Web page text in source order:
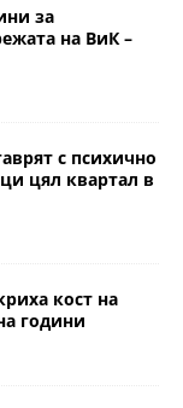
за
на ВиК –
с психично
цял квартал в
кост на
години